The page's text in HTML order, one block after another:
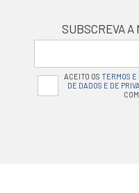
SUBSCREVA
ACEITO OS TERMOS
DE DADOS E DE